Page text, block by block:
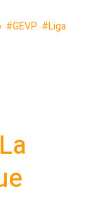
GEVP
Liga